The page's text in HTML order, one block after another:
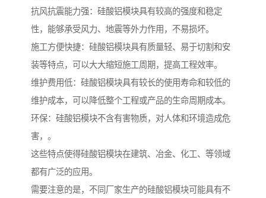
抗风抗震能力强：硅酸铝模块具有较高的强度和稳定
性，能够承受风力、地震等外力作用，不易损坏。
施工方便快捷：硅酸铝模块具有质量轻、易于切割和安
装等特点，可以大大缩短施工周期，提高工程效率。
维护费用低：硅酸铝模块具有较长的使用寿命和较低的
维护成本，可以降低整个工程或产品的生命周期成本。
环保：硅酸铝模块不含有害物质，对人体和环境造成危
害，。
这些特点使得硅酸铝模块在建筑、冶金、化工、等领域
都有广泛的应用。
需要注意的是，不同厂家生产的硅酸铝模块可能具有不